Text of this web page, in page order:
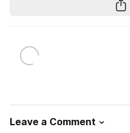
Leave a Comment